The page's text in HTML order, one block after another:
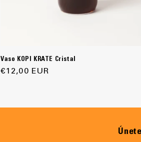
Vaso KOPI KRATE Cristal
Precio
€12,00 EUR